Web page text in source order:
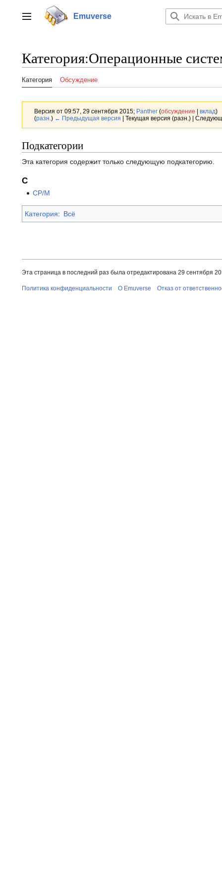
к
содержанию
Переключить боковую панель
Emuverse
Категория:Операционные
Категория Обсуждение
Версия от 09:57, 29 сентября 2015; Panther (обсуждение | вклад)
(разн. ) ← Предыдущая версия | Текущая версия (разн.) |
Подкатегории
Эта категория содержит только следующую подкатегорию.
C
CP/M
Категория: Всё
Эта страница в последний раз была отредактирована 29 сентября
Политика конфиденциальности О Emuverse Отказ от